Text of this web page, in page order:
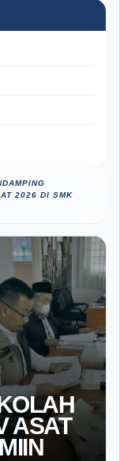
2026 DI SMK
ASAT